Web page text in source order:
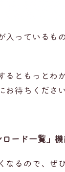
入っているも
るともっとわ
お待ちくださ
ード一覧」機
なるので、ぜ